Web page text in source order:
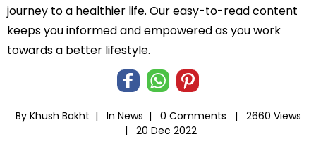
journey to a healthier life. Our easy-to-read content
keeps you informed and empowered as you work
towards a better lifestyle.
By Khush Bakht | In News | 0 Comments |
2660 Views
|
20 Dec 2022